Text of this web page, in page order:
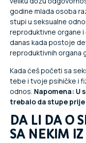
godine mlada osoba
stupi u seksualne
reproduktivne organe
danas kada postoje
reproduktivnih organa
Kada ćeš početi sa
tebe i tvoje psihičke i
odnos. Napomena: U
trebalo da stupe
DA LI DA O
SA NEKIM IZ